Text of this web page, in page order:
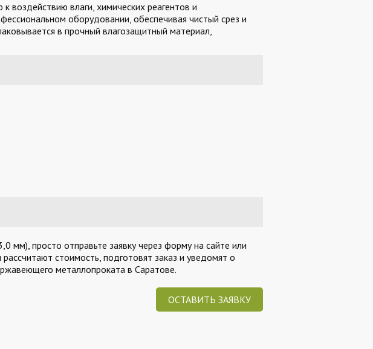
воздействию влаги, химических реагентов и
оборудовании, обеспечивая чистый срез и
в прочный влагозащитный материал,
просто отправьте заявку через форму на сайте или
стоимость, подготовят заказ и уведомят о
металлопроката в Саратове.
ОСТАВИТЬ ЗАЯВКУ